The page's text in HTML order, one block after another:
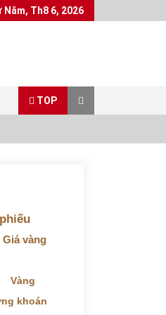
Năm, Th8 6, 2026
TOP
xuất khẩu nhiều
đất ở Thanh Hoá
2022: Top 10 cổ
Giá vàng
Vàng
khoán